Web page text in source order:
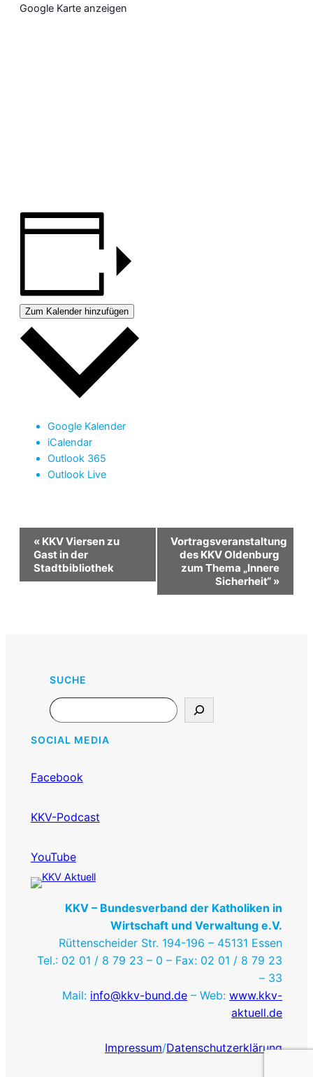
Google Karte anzeigen
Zum Kalender hinzufügen
Google Kalender
iCalendar
Outlook 365
Outlook Live
Veranstaltung-
Navigation
« KKV Viersen zu
Gast in der
Stadtbibliothek
Vortragsveranstaltung
des KKV Oldenburg
zum Thema „Innere
Sicherheit“ »
SUCHE
Search
SOCIAL MEDIA
Facebook
KKV-Podcast
YouTube
KKV – Bundesverband der Katholiken in
Wirtschaft und Verwaltung e.V.
Rüttenscheider Str. 194-196 – 45131 Essen
Tel.: 02 01 / 8 79 23 – 0 – Fax: 02 01 / 8 79 23
– 33
Mail: info@kkv-bund.de – Web:www.kkv-
aktuell.de
Impressum/Datenschutzerklärung